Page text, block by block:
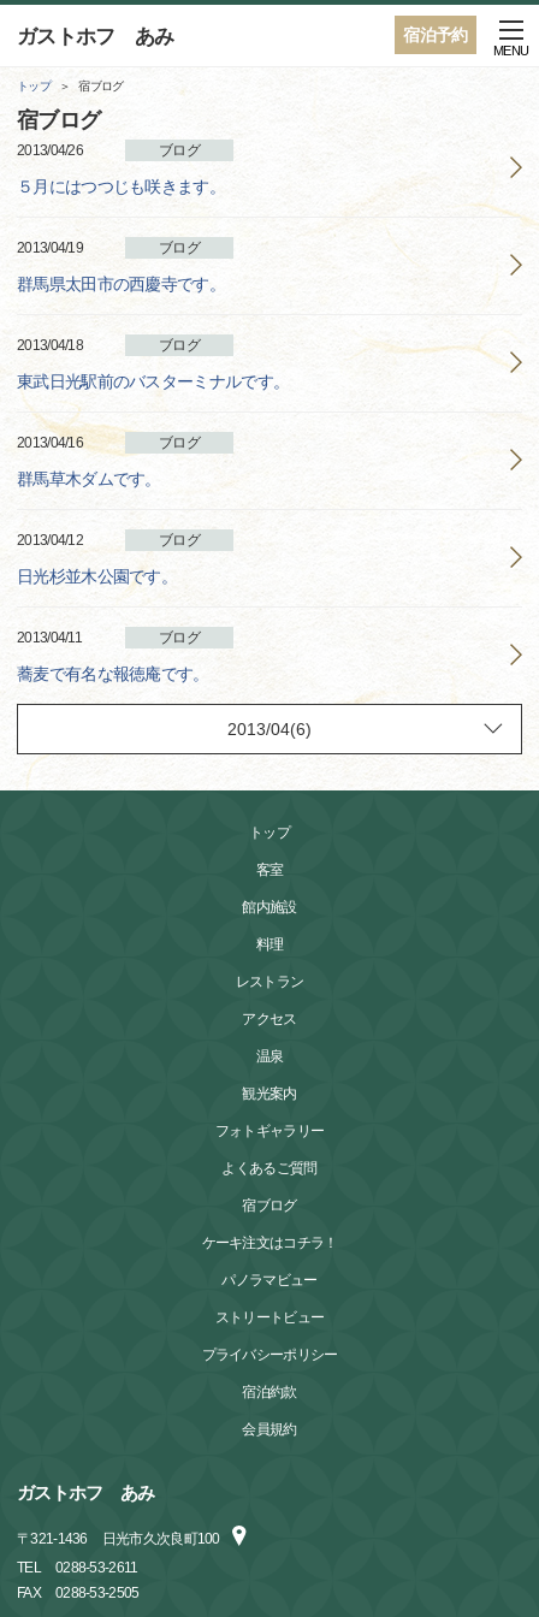
宿泊予約
ガストホフ あみ
MENU
トップ 宿ブログ
宿ブログ
2013/04/26 ブログ
５月にはつつじも咲きます。
2013/04/19 ブログ
群馬県太田市の西慶寺です。
2013/04/18 ブログ
東武日光駅前のバスターミナルです。
2013/04/16 ブログ
群馬草木ダムです。
2013/04/12 ブログ
日光杉並木公園です。
2013/04/11 ブログ
蕎麦で有名な報徳庵です。
トップ
客室
館内施設
料理
レストラン
アクセス
温泉
観光案内
フォトギャラリー
よくあるご質問
宿ブログ
ケーキ注文はコチラ！
パノラマビュー
ストリートビュー
プライバシーポリシー
宿泊約款
会員規約
ガストホフ あみ
〒321-1436
日光市久次良町100
TEL
0288-53-2611
FAX
0288-53-2505